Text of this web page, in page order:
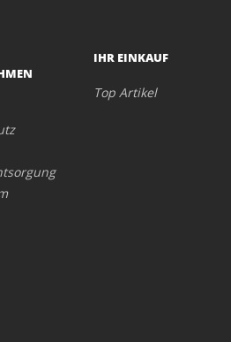
IHR EINKAUF
Top Artikel